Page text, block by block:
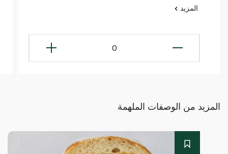
المزيد
0
المزيد من الوصفات الملهمة